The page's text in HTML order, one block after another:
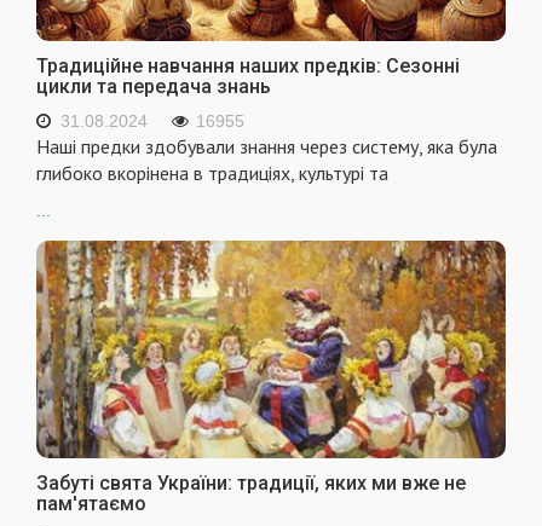
Традиційне навчання наших предків: Сезонні
цикли та передача знань
31.08.2024 16955
Наші предки здобували знання через систему, яка була
глибоко вкорінена в традиціях, культурі та
Забуті свята України: традиції, яких ми вже не
пам'ятаємо